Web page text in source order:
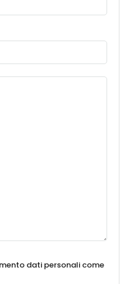
dati personali come